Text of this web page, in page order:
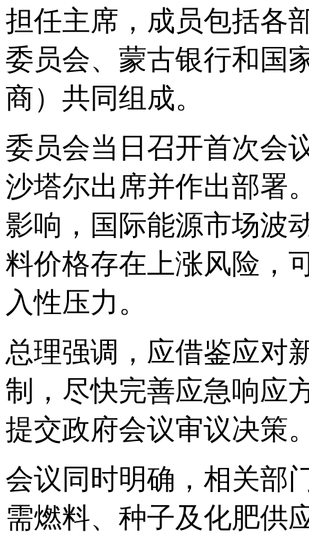
担任主席，成员包括各
委员会、蒙古银行和国
商）共同组成。
委员会当日召开首次会
沙塔尔出席并作出部署
影响，国际能源市场波
料价格存在上涨风险，
入性压力。
总理强调，应借鉴应对
制，尽快完善应急响应
提交政府会议审议决策
会议同时明确，相关部
需燃料、种子及化肥供